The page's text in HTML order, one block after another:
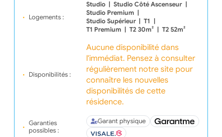
Logements :
Studio Studio Côté Ascenseur
Studio Premium
Studio Supérieur
T1
T1 Premium
T2 30m² T2 52m²
Disponibilités :
Aucune disponibilité dans
l'immédiat. Pensez à consulter
régulièrement notre site pour
connaître les nouvelles
disponibilités de cette
résidence.
Garanties
possibles :
Garant physique